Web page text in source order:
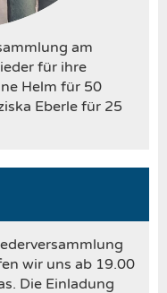
am
für ihre
Helm für 50
Eberle für 25
wir uns ab 19.00
Die Einladung